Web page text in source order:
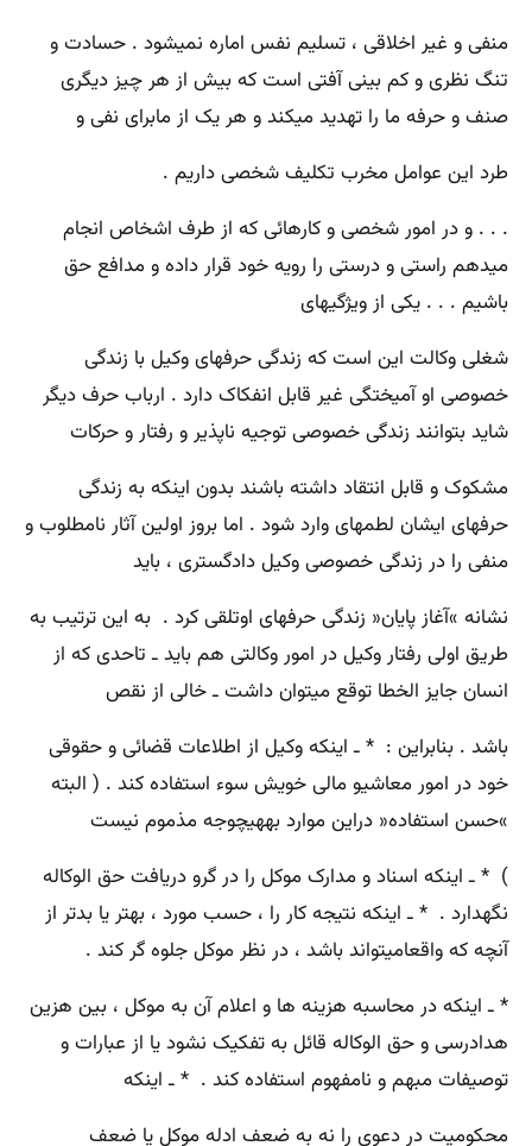
منفی و غیر اخلاقی ، تسلیم نفس اماره نمیشود . حسادت و
تنگ نظری و کم بینی آفتی است که بیش از هر چیز دیگری
صنف و حرفه ما را تهدید میکند و هر یک از مابرای نفی و
طرد این عوامل مخرب تکلیف شخصی داریم .
. . . و در امور شخصی و کارهائی که از طرف اشخاص انجام
میدهم راستی و درستی را رویه خود قرار داده و مدافع حق
باشیم . . . یکی از ویژگیهای
شغلی وکالت این است که زندگی حرفهای وکیل با زندگی
خصوصی او آمیختگی غیر قابل انفکاک دارد . ارباب حرف دیگر
شاید بتوانند زندگی خصوصی توجیه ناپذیر و رفتار و حرکات
مشکوک و قابل انتقاد داشته باشند بدون اینکه به زندگی
حرفهای ایشان لطمهای وارد شود . اما بروز اولین آثار نامطلوب و
منفی را در زندگی خصوصی وکیل دادگستری ، باید
نشانه »آغاز پایان« زندگی حرفهای اوتلقی کرد . به این ترتیب به
طریق اولی رفتار وکیل در امور وکالتی هم باید ـ تاحدی که از
انسان جایز الخطا توقع میتوان داشت ـ خالی از نقص
باشد . بنابراین : * ـ اینکه وکیل از اطلاعات قضائی و حقوقی
خود در امور معاشیو مالی خویش سوء استفاده کند . ( البته
»حسن استفاده« دراین موارد بههیچوجه مذموم نیست
) * ـ اینکه اسناد و مدارک موکل را در گرو دریافت حق الوکاله
نگهدارد . * ـ اینکه نتیجه کار را ، حسب مورد ، بهتر یا بدتر از
آنچه که واقعامیتواند باشد ، در نظر موکل جلوه گر کند .
* ـ اینکه در محاسبه هزینه ها و اعلام آن به موکل ، بین هزین
هدادرسی و حق الوکاله قائل به تفکیک نشود یا از عبارات و
توصیفات مبهم و نامفهوم استفاده کند . * ـ اینکه
محکومیت در دعوی را نه به ضعف ادله موکل یا ضعف